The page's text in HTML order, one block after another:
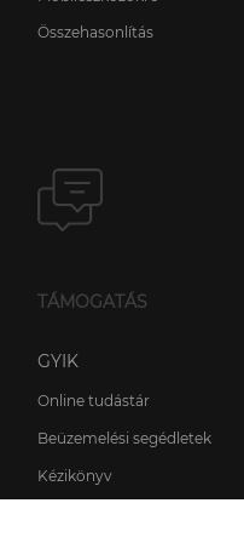
Összehasonlítás
TÁMOGATÁS
GYIK
Online tudástár
Beüzemelési segédletek
Kézikönyv